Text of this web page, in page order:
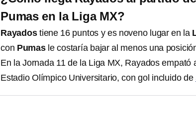
Pumas en la Liga MX?
Rayados tiene 16 puntos y es noveno lugar en la
con Pumasle costaría bajar al menos una
En la Jornada 11 de la Liga MX, Rayados empató
Estadio Olímpico Universitario, con gol incluido de